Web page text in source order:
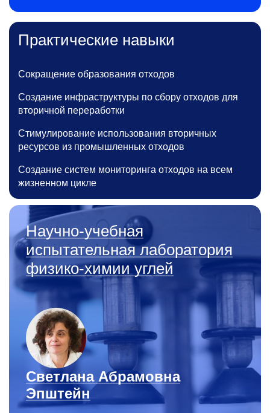
Практические навыки
Сокращение образования отходов
Создание инфраструктуры по сбору отходов для
вторичной переработки
Стимулирование использования вторичных
ресурсов из промышленных отходов
Создание систем мониторинга отходов на всем
жизненном цикле
Научно-учебная
испытательная лаборатория
физико-химии углей
Светлана Абрамовна
Эпштейн